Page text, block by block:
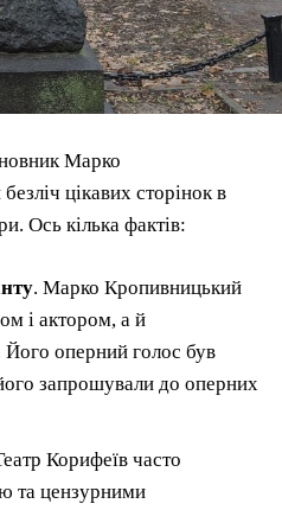
Марко
цікавих сторінок в
Ось кілька фактів:
. Марко Кропивницький
і актором, а й
оперний голос був
запрошували до оперних
Корифеїв часто
та цензурними